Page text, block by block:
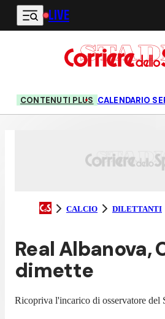
Vai al contenuto principale
LIVE
CONTENUTI PLUS CALENDARIO
CALCIO DILETTANTI
Real Albanova,
dimette
Ricopriva l'incarico di osservatore del